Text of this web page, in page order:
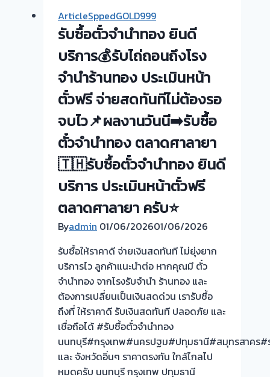
ไม่
ต้อง
รอ
จบ
หน้า
📌
ทอง
|
รับ
ซื้อ
ตั่ว
จำนำ
ปากเกร็ด|
ไทรน้อย
นนทบุรี
ให้
ราคา
สูง
จ่าย
เงินสด
ทันที
ArticleSppedGOLD999
รับซื้อตั๋วจำนำทอง ยินดี
บริการ💰รับไถ่ถอนถึงโรง
จำนำร้านทอง ประเมินหน้า
ตั๋วฟรี จ่ายสดทันทีไม่ต้องรอ
จบไว📌ผลงานวันนี➡️รับซื้อ
ตั๋วจำนำทอง ตลาดศาลายา
🇹🇭รับซื้อตั๋วจำนำทอง ยินดี
บริการ ประเมินหน้าตั๋วฟรี
ตลาดศาลายา ครับ⭐
Byadmin 01/06/202601/06/2026
รับซื้อให้ราคาดี จ่ายเงินสดทันที ไม่ยุ่งยาก
บริการไว ลูกค้าแนะนำต่อ หากคุณมี ตั๋ว
จำนำทอง จากโรงรับจำนำ ร้านทอง และ
ต้องการเปลี่ยนเป็นเงินสดด่วน เรารับซื้อ
ถึงที่ ให้ราคาดี รับเงินสดทันที ปลอดภัย และ
เชื่อถือได้ #รับซื้อตั๋วจำนำทอง
นนทบุรี#กรุงเทพ#นครปฐม#ปทุมธานี#สมุทรสาคร#
และ จังหวัดอิ่นๆ ราคาตรงกัน ใกล้ไกลไป
หมดครับ นนทบุรี กรุงเทพ ปทุมธานี